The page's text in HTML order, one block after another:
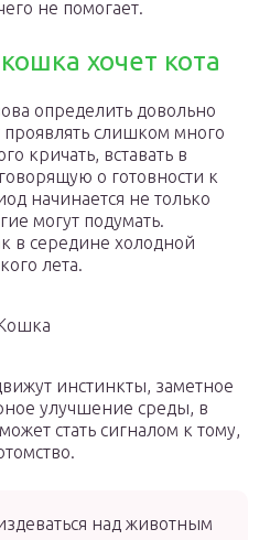
не помогает.
хочет кота
определить довольно
слишком много
кричать, вставать в
о готовности к
начинается не только
могут подумать.
в середине холодной
лета.
инстинкты, заметное
улучшение среды, в
стать сигналом к тому,
над животным